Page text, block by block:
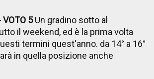
VOTO 5Un gradino sotto al
il weekend, ed è la prima volta
termini quest'anno. da 14° a 16°
in quella posizione anche